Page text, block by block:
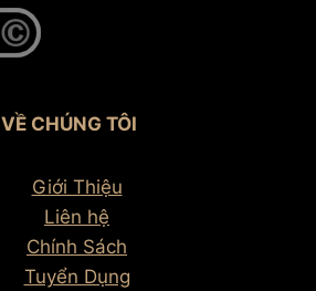
VỀ CHÚNG TÔI
Giới Thiệu
Liên hệ
Chính Sách
Tuyển Dụng